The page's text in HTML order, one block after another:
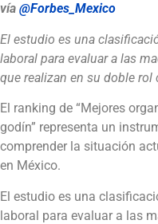
vía @Forbes_Mexico
El estudio es una
laboral para evaluar a las
que realizan en su doble rol
El ranking de “Mejores
godín” representa un
comprender la situación
en México.
El estudio es una
laboral para evaluar a las